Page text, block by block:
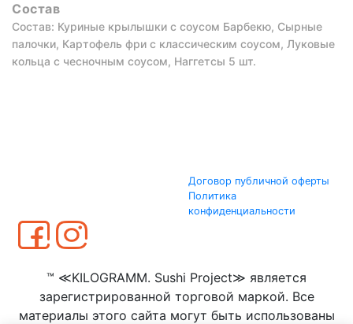
Состав
Состав: Куриные крылышки с соусом Барбекю, Сырные
палочки, Картофель фри с классическим соусом, Луковые
кольца с чесночным соусом, Наггетсы 5 шт.
Договор публичной оферты
Политика
конфиденциальности
™ ≪KILOGRAMM. Sushi Project≫ является
зарегистрированной торговой маркой. Все
материалы этого сайта могут быть использованы